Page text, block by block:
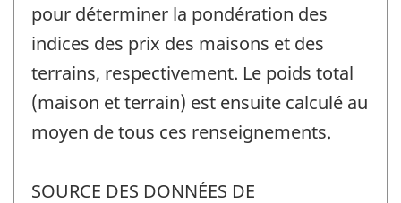
pour déterminer la pondération des
indices des prix des maisons et des
terrains, respectivement. Le poids total
(maison et terrain) est ensuite calculé au
moyen de tous ces renseignements.
SOURCE DES DONNÉES DE